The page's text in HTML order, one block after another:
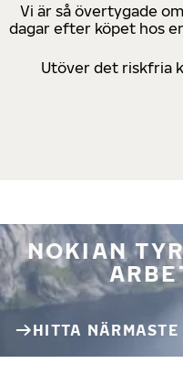
Vi är så övertygade
dagar efter köpet hos
Utöver det riskfria
NOKIAN
HITTA